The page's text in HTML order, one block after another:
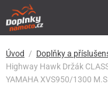
Úvod Doplňky a
Highway Hawk Držák
YAMAHA XVS950/1300 M.S.